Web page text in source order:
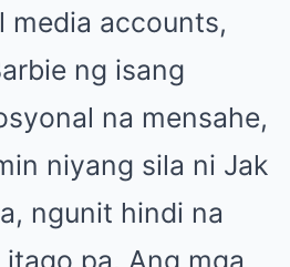
media accounts,
ng isang
na mensahe,
niyang sila ni Jak
ngunit hindi na
pa. Ang mga